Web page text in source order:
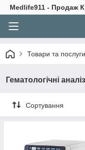
Medlife911 - Продаж
Товари та послуги
Гематологічні
Сортування